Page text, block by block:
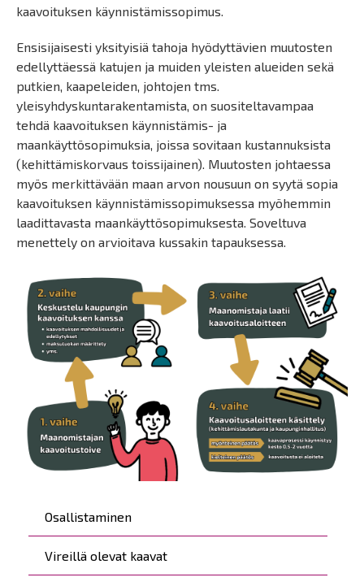
Päävalikko
Osallistaminen
Vireillä olevat kaavat
kaavoituksen käynnistämissopimus.
Ensisijaisesti yksityisiä tahoja hyödyttävien muutosten
edellyttäessä katujen ja muiden yleisten alueiden sekä
putkien, kaapeleiden, johtojen tms.
yleisyhdyskuntarakentamista, on suositeltavampaa
tehdä kaavoituksen käynnistämis- ja
maankäyttösopimuksia, joissa sovitaan kustannuksista
(kehittämiskorvaus toissijainen). Muutosten johtaessa
myös merkittävään maan arvon nousuun on syytä sopia
kaavoituksen käynnistämissopimuksessa myöhemmin
laadittavasta maankäyttösopimuksesta. Soveltuva
menettely on arvioitava kussakin tapauksessa.